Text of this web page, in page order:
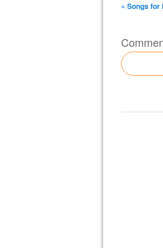
« Songs for